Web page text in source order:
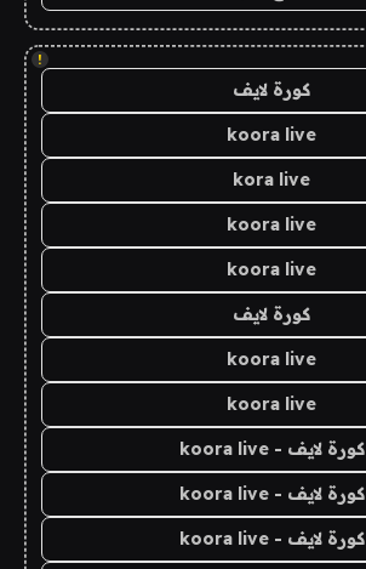
!
كورة لايف
koora live
kora live
koora live
koora live
كورة لايف
koora live
koora live
كورة لايف - koora live
كورة لايف - koora live
كورة لايف - koora live